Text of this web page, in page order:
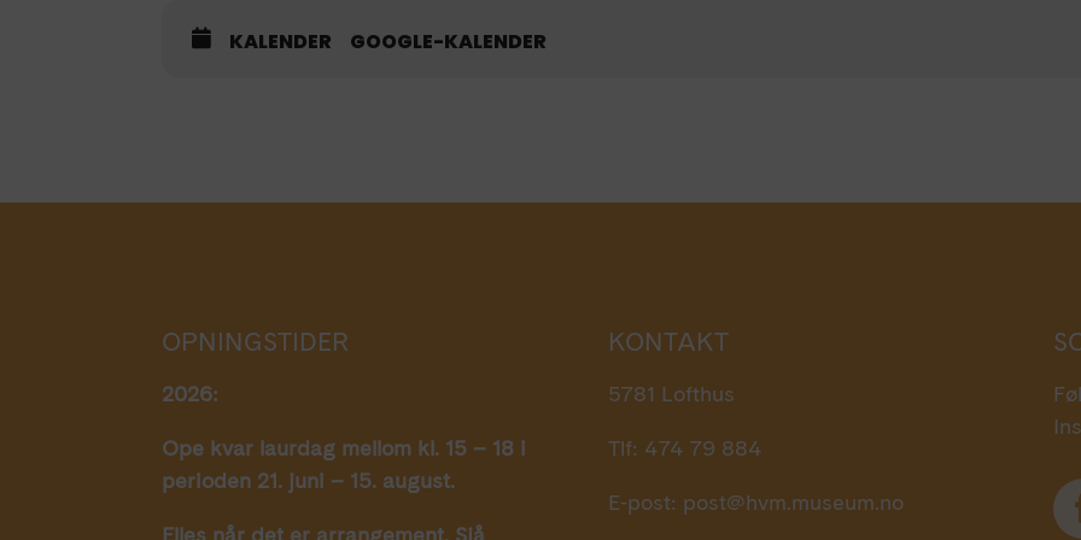
KALENDER GOOGLE-KALENDER
OPNINGSTIDER
2026:
Ope kvar laurdag mellom kl. 15 – 18 i
perioden 21. juni – 15. august.
Elles når det er arrangement. Sjå
KONTAKT
5781 Lofthus
Tlf: 474 79 884
E-post: post@hvm.museum.no